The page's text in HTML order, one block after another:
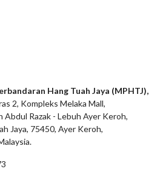
Hang Tuah Jaya (MPHTJ),
2, Kompleks Melaka Mall,
Abdul Razak - Lebuh Ayer Keroh,
Jaya, 75450, Ayer Keroh,